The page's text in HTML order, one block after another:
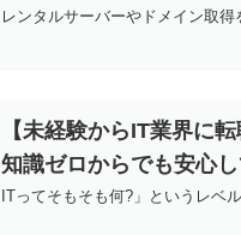
レンタルサーバーやドメイン取
【未経験からIT業界に
知識ゼロからでも安心
ITってそもそも何?」というレベ